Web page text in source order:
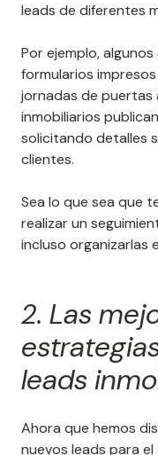
leads de diferentes
Por ejemplo,
formularios
jornadas de
inmobiliarios
solicitando detalles
clientes.
Sea lo que sea que
realizar un
incluso organizarlas
2. Las
leads
Ahora que hemos
nuevos leads para